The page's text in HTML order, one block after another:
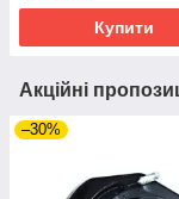
Купити
Акційні
–30%